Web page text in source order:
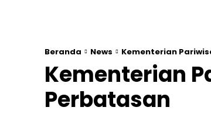
Beranda News Kementerian
Kementerian
Perbatasan